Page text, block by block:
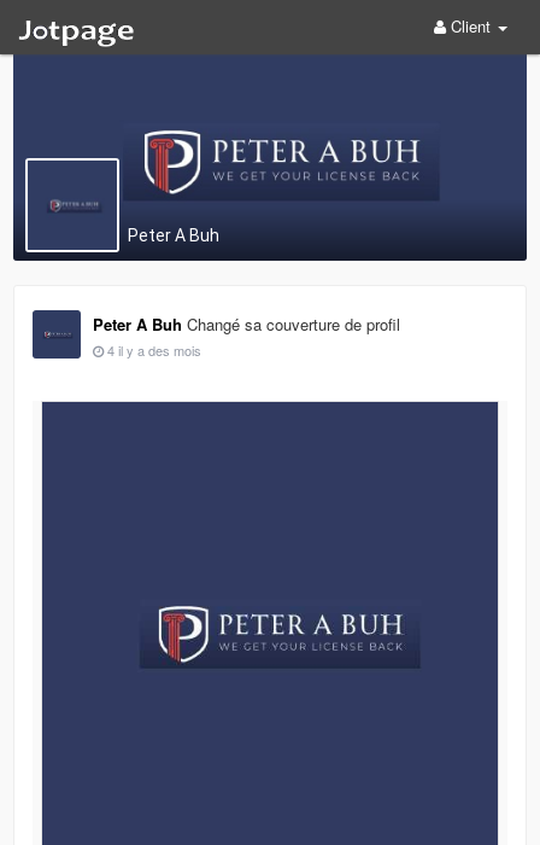
Client
Peter A Buh
Peter A Buh Changé sa couverture de profil
4 il y a des mois